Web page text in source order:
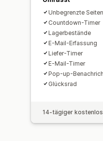
Unbegrenzte
Countdown-Timer
Lagerbestände
E-Mail-Erfassung
Liefer-Timer
E-Mail-Timer
Pop-up-
Glücksrad
14-tägiger